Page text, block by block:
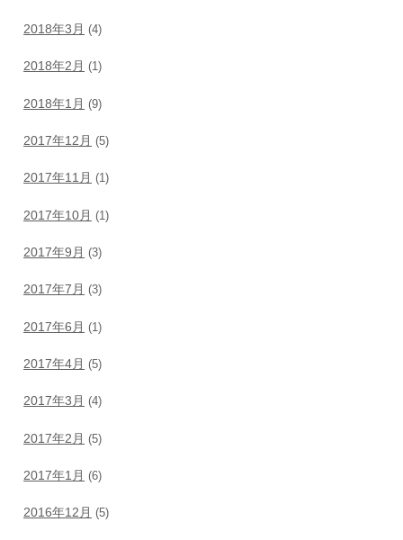
2018年3月 (4)
2018年2月 (1)
2018年1月 (9)
2017年12月 (5)
2017年11月 (1)
2017年10月 (1)
2017年9月 (3)
2017年7月 (3)
2017年6月 (1)
2017年4月 (5)
2017年3月 (4)
2017年2月 (5)
2017年1月 (6)
2016年12月 (5)